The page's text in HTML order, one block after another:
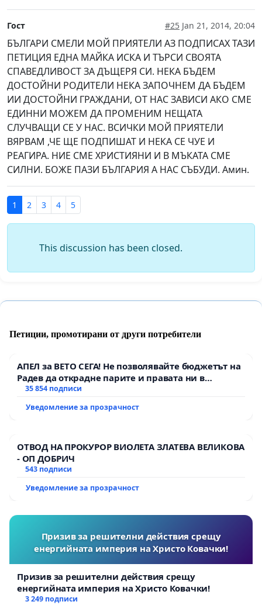
Гост #25 Jan 21, 2014, 20:04
БЪЛГАРИ СМЕЛИ МОЙ ПРИЯТЕЛИ АЗ ПОДПИСАХ ТАЗИ
ПЕТИЦИЯ ЕДНА МАЙКА ИСКА И ТЪРСИ СВОЯТА
СПАВЕДЛИВОСТ ЗА ДЪЩЕРЯ СИ. НЕКА БЪДЕМ
ДОСТОЙНИ РОДИТЕЛИ НЕКА ЗАПОЧНЕМ ДА БЪДЕМ
ИИ ДОСТОЙНИ ГРАЖДАНИ, ОТ НАС ЗАВИСИ АКО СМЕ
ЕДИННИ МОЖЕМ ДА ПРОМЕНИМ НЕЩАТА
СЛУЧВАЩИ СЕ У НАС. ВСИЧКИ МОЙ ПРИЯТЕЛИ
ВЯРВАМ ,ЧЕ ЩЕ ПОДПИШАТ И НЕКА СЕ ЧУЕ И
РЕАГИРА. НИЕ СМЕ ХРИСТИЯНИ И В МЪКАТА СМЕ
СИЛНИ. БОЖЕ ПАЗИ БЪЛГАРИЯ А НАС СЪБУДИ. Амин.
1 2 3 4 5
This discussion has been closed.
Петиции, промотирани от други потребители
АПЕЛ за ВЕТО СЕГА! Не позволявайте бюджетът на
Радев да открадне парите и правата ни в
тъмното
35 854 подписи
Уведомление за прозрачност
ОТВОД НА ПРОКУРОР ВИОЛЕТА ЗЛАТЕВА ВЕЛИКОВА
- ОП ДОБРИЧ
543 подписи
Уведомление за прозрачност
Призив за решителни действия срещу
енергийната империя на Христо Ковачки!
Призив за решителни действия срещу
енергийната империя на Христо Ковачки!
3 249 подписи